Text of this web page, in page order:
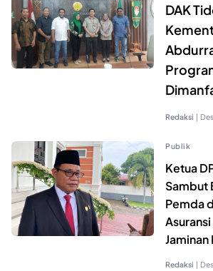
DAK
Redaksi |
Publik
Ketua
Sambut
Pemda
Jaminan
Redaksi |